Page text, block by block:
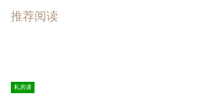
推荐阅读
私房课